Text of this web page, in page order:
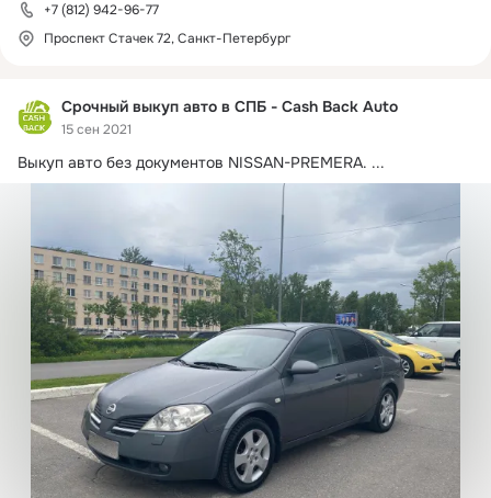
Срочный выкуп авто в СПБ - Cash Back Auto
15 сен 2021
Выкуп авто без документов NISSAN-PREMERA. ...
+7 (812) 942-96-77
Проспект Стачек 72, Санкт-Петербург